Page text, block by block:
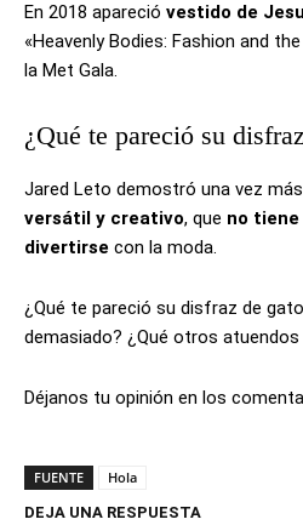
En 2018 apareció vestido de
«Heavenly Bodies: Fashion and
la Met Gala.
¿Qué te pareció su
Jared Leto demostró una vez
versátil y creativo, que no
divertirse con la moda.
¿Qué te pareció su disfraz de
demasiado? ¿Qué otros
Déjanos tu opinión en los
FUENTE
Hola
DEJA UNA RESPUESTA